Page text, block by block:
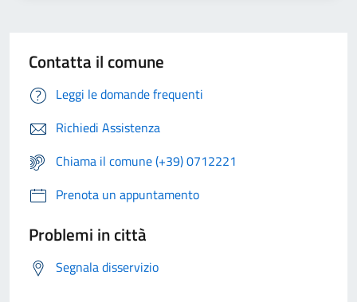
Contatta il comune
Leggi le domande frequenti
Richiedi Assistenza
Chiama il comune (+39) 0712221
Prenota un appuntamento
Problemi in città
Segnala disservizio